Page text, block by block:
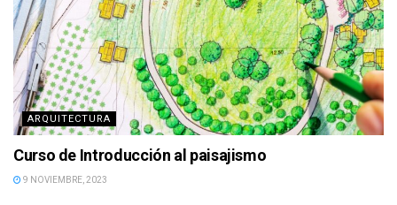
ARQUITECTURA
Curso de Introducción al paisajismo
9 NOVIEMBRE, 2023